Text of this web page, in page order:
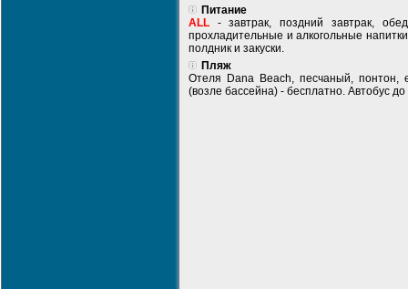
Питание
ALL - завтрак, поздний завтрак,
прохладительные и алкогольные
полдник и закуски.
Пляж
Отеля Dana Beach, песчаный, понтон,
(возле бассейна) - бесплатно. Автобус